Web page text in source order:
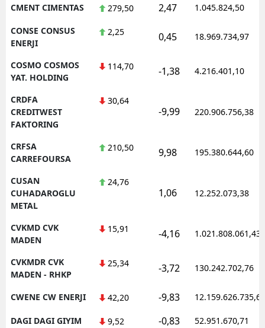
CMENT CIMENTAS 279,50 2,47 1.045.824,50
CONSE CONSUS
ENERJI
2,25 0,45 18.969.734,97
COSMO COSMOS
YAT. HOLDING
114,70 -1,38 4.216.401,10
CRDFA
CREDITWEST
FAKTORING
30,64
-9,99 220.906.756,38
CRFSA
CARREFOURSA
210,50 9,98 195.380.644,60
CUSAN
CUHADAROGLU
METAL
24,76
1,06 12.252.073,38
CVKMD CVK
MADEN
15,91 -4,16 1.021.808.061,43
CVKMDR CVK
MADEN - RHKP
25,34 -3,72 130.242.702,76
CWENE CW ENERJI 42,20 -9,83 12.159.626.735,62
DAGI DAGI GIYIM 9,52 -0,83 52.951.670,71